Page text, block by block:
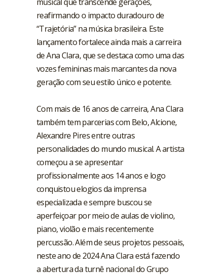
reafirmando o impacto duradouro de
“Trajetória” na música brasileira. Este
lançamento fortalece ainda mais a carreira
de Ana Clara, que se destaca como uma das
vozes femininas mais marcantes da nova
geração com seu estilo único e potente.
Com mais de 16 anos de carreira, Ana Clara
também tem parcerias com Belo, Alcione,
Alexandre Pires entre outras
personalidades do mundo musical. A artista
começou a se apresentar
profissionalmente aos 14 anos e logo
conquistou elogios da imprensa
especializada e sempre buscou se
aperfeiçoar por meio de aulas de violino,
piano, violão e mais recentemente
percussão. Além de seus projetos pessoais,
neste ano de 2024 Ana Clara está fazendo
a abertura da turnê nacional do Grupo